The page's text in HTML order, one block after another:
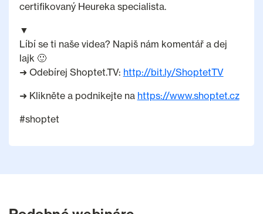
certifikovaný Heureka specialista.
▼
Líbí se ti naše videa? Napiš nám komentář a dej
lajk 🙂
➜ Odebírej Shoptet.TV: http://bit.ly/ShoptetTV
➜ Klikněte a podnikejte na https://www.shoptet.cz
#shoptet